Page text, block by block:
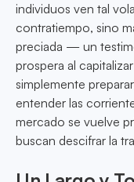
individuos ven tal
contratiempo, sino
preciada — un
prospera al
simplemente
entender las
mercado se vuelve
buscan descifrar la